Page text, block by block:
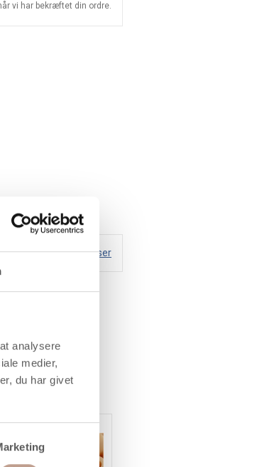
analysere
medier,
du har givet
vi har bekræftet din ordre.
Handelsbetingelser